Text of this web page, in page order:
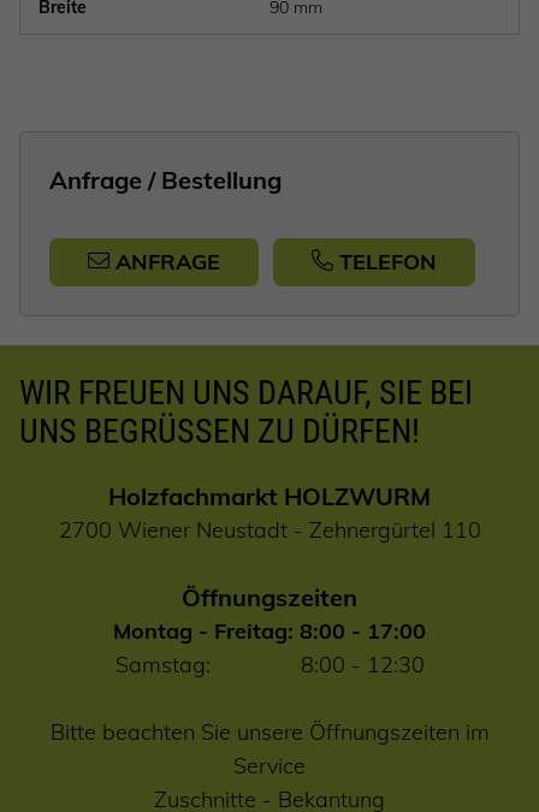
Breite 90 mm
Anfrage / Bestellung
ANFRAGE TELEFON
WIR FREUEN UNS DARAUF, SIE BEI
UNS BEGRÜSSEN ZU DÜRFEN!
Holzfachmarkt HOLZWURM
2700 Wiener Neustadt - Zehnergürtel 110
Öffnungszeiten
Montag - Freitag: 8:00 - 17:00
Samstag: 8:00 - 12:30
Bitte beachten Sie unsere Öffnungszeiten im
Service
Zuschnitte - Bekantung